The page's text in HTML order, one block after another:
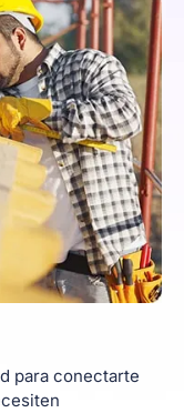
para conectarte